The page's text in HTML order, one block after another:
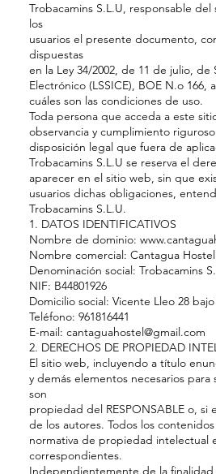
Trobacamins S.L.U, responsable
los
usuarios el presente documento,
dispuestas
en la Ley 34/2002, de 11 de julio,
Electrónico (LSSICE), BOE N.o
cuáles son las condiciones de uso.
Toda persona que acceda a este
observancia y cumplimiento
disposición legal que fuera de
Trobacamins S.L.U se reserva el
aparecer en el sitio web, sin que
usuarios dichas obligaciones,
Trobacamins S.L.U.
1. DATOS IDENTIFICATIVOS
Nombre de dominio:
Nombre comercial: Cantagua Hostel
Denominación social: Trobacamins
NIF: B44801926
Domicilio social: Vicente Lleo 28 bajo
Teléfono: 961816441
E-mail: cantaguahostel@gmail.com
2. DERECHOS DE PROPIEDAD
El sitio web, incluyendo a título
y demás elementos necesarios
son
propiedad del RESPONSABLE o,
de los autores. Todos los
normativa de propiedad intelectual
correspondientes.
Independientemente de la